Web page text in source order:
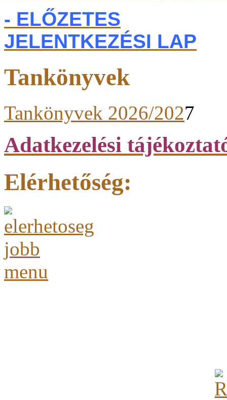
- ELŐZETES
JELENTKEZÉSI LAP
Tankönyvek
Tankönyvek 2026/2027
Adatkezelési
Elérhetőség: